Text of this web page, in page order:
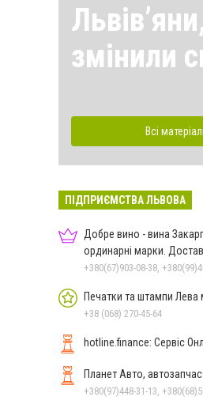
змінили
Всі
ПІДПРИЄМСТВА ЛЬВОВА
Добре вино - вина
ординарні марки.
яке місто
Печатки та штампи Лева
+38 (068) 270-45-64
hotline.finance: Сервіс
Планет Авто,